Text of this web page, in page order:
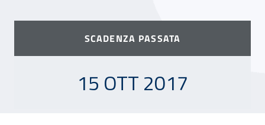
SCADENZA PASSATA
15 OTTOBRE 2017
15 OTT 2017